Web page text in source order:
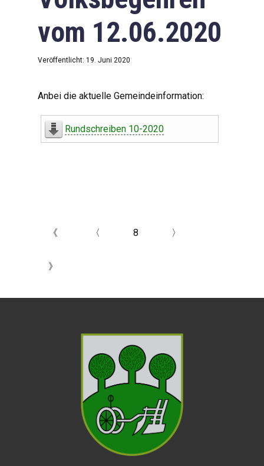
vom 12.06.2020
Veröffentlicht: 19. Juni 2020
Anbei die aktuelle Gemeindeinformation:
Rundschreiben 10-2020
《 〈 8 〉
》